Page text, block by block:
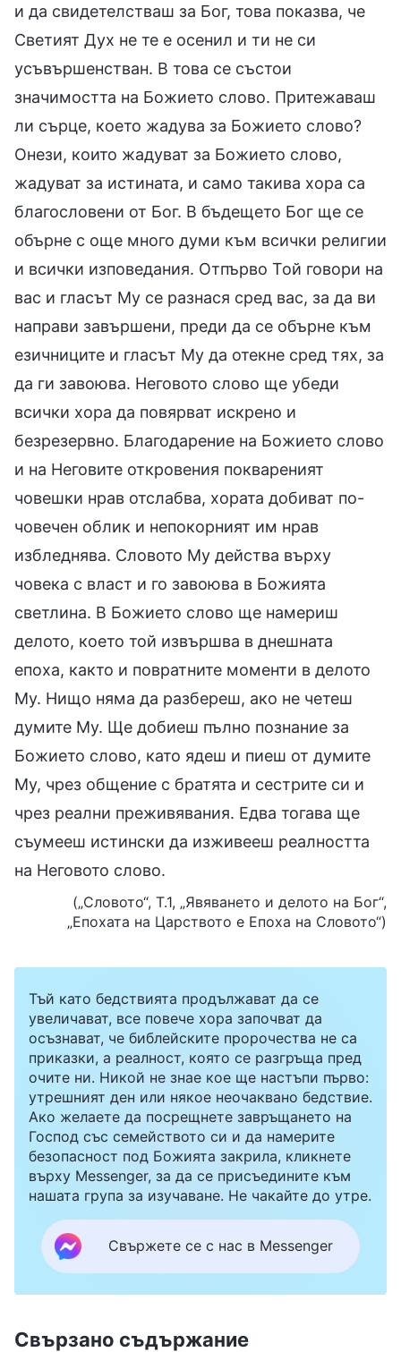
и да свидетелстваш за Бог, това показва, че
Светият Дух не те е осенил и ти не си
усъвършенстван. В това се състои
значимостта на Божието слово. Притежаваш
ли сърце, което жадува за Божието слово?
Онези, които жадуват за Божието слово,
жадуват за истината, и само такива хора са
благословени от Бог. В бъдещето Бог ще се
обърне с още много думи към всички религии
и всички изповедания. Отпърво Той говори на
вас и гласът Му се разнася сред вас, за да ви
направи завършени, преди да се обърне към
езичниците и гласът Му да отекне сред тях, за
да ги завоюва. Неговото слово ще убеди
всички хора да повярват искрено и
безрезервно. Благодарение на Божието слово
и на Неговите откровения поквареният
човешки нрав отслабва, хората добиват по-
човечен облик и непокорният им нрав
избледнява. Словото Му действа върху
човека с власт и го завоюва в Божията
светлина. В Божието слово ще намериш
делото, което той извършва в днешната
епоха, както и повратните моменти в делото
Му. Нищо няма да разбереш, ако не четеш
думите Му. Ще добиеш пълно познание за
Божието слово, като ядеш и пиеш от думите
Му, чрез общение с братята и сестрите си и
чрез реални преживявания. Едва тогава ще
съумееш истински да изживееш реалността
на Неговото слово.
(„Словото“, Т.1, „Явяването и делото на Бог“,
„Епохата на Царството е Епоха на Словото“)
Тъй като бедствията продължават да се
увеличават, все повече хора започват да
осъзнават, че библейските пророчества не са
приказки, а реалност, която се разгръща пред
очите ни. Никой не знае кое ще настъпи първо:
утрешният ден или някое неочаквано бедствие.
Ако желаете да посрещнете завръщането на
Господ със семейството си и да намерите
безопасност под Божията закрила, кликнете
върху Messenger, за да се присъедините към
нашата група за изучаване. Не чакайте до утре.
Свържете се с нас в Messenger
Свързано съдържание